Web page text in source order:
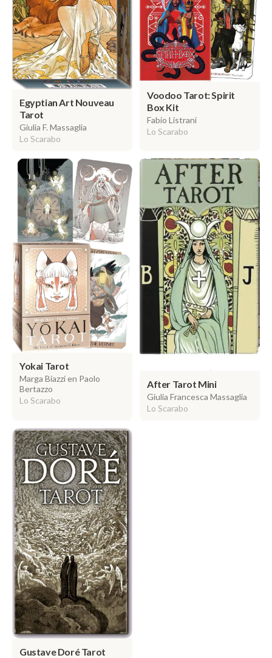
Egyptian Art Nouveau
Tarot
Giulia F. Massaglia
Lo Scarabo
Voodoo Tarot: Spirit
Box Kit
Fabio Listrani
Lo Scarabo
Yokai Tarot
Marga Biazzi en Paolo
Bertazzo
Lo Scarabo
After Tarot Mini
Giulia Francesca Massaglia
Lo Scarabo
Gustave Doré Tarot